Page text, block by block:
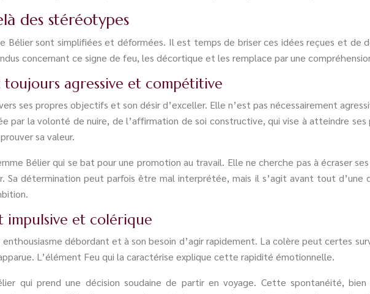
des stéréotypes
Bélier sont simplifiées et déformées. Il est temps de briser ces idées reçues et de
concernant ce signe de feu, les décortique et les remplace par une
agressive et compétitive
ses propres objectifs et son désir d’exceller. Elle n’est pas nécessairement
par la volonté de nuire, de l’affirmation de soi constructive, qui vise à atteindre
sa valeur.
Bélier qui se bat pour une promotion au travail. Elle ne cherche pas à écraser
Sa détermination peut parfois être mal interprétée, mais il s’agit avant tout d’une
impulsive et colérique
débordant et à son besoin d’agir rapidement. La colère peut certes
L’élément Feu qui la caractérise explique cette rapidité émotionnelle.
qui prend une décision soudaine de partir en voyage. Cette spontanéité,